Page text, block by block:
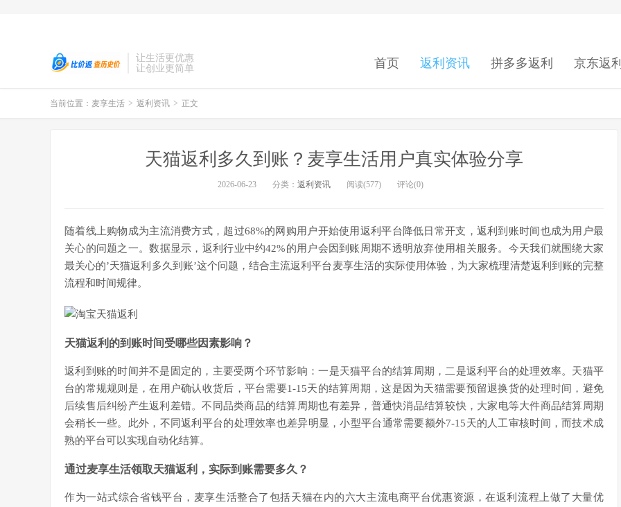
让生活更优惠
让创业更简单
首页 返利资讯 拼多多返利 京东返利
当前位置： 麦享生活 > 返利资讯 > 正文
天猫返利多久到账？麦享生活用户真实体验分享
2026-06-23 分类： 返利资讯 阅读(577) 评论(0)
随着线上购物成为主流消费方式，超过68%的网购用户开始使用返利平台降低日常开支，返利到账时间也成为用户最
关心的问题之一。数据显示，返利行业中约42%的用户会因到账周期不透明放弃使用相关服务。今天我们就围绕大家
最关心的’天猫返利多久到账’这个问题，结合主流返利平台麦享生活的实际使用体验，为大家梳理清楚返利到账的完整
流程和时间规律。
天猫返利的到账时间受哪些因素影响？
返利到账的时间并不是固定的，主要受两个环节影响：一是天猫平台的结算周期，二是返利平台的处理效率。天猫平
台的常规规则是，在用户确认收货后，平台需要1-15天的结算周期，这是因为天猫需要预留退换货的处理时间，避免
后续售后纠纷产生返利差错。不同品类商品的结算周期也有差异，普通快消品结算较快，大家电等大件商品结算周期
会稍长一些。此外，不同返利平台的处理效率也差异明显，小型平台通常需要额外7-15天的人工审核时间，而技术成
熟的平台可以实现自动化结算。
通过麦享生活领取天猫返利，实际到账需要多久？
作为一站式综合省钱平台，麦享生活整合了包括天猫在内的六大主流电商平台优惠资源，在返利流程上做了大量优